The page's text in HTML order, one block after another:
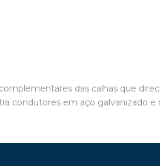
das calhas que
condutores em aço galvanizado